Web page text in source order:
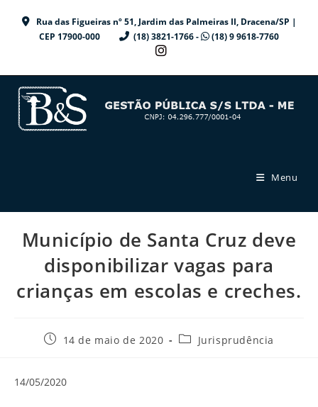
Rua das Figueiras nº 51, Jardim das Palmeiras II, Dracena/SP |
CEP 17900-000
(18) 3821-1766 - (18) 9 9618-7760
Menu
Município de Santa Cruz deve
disponibilizar vagas para
crianças em escolas e creches.
Post14 de maio de 2020
Categoria
Jurisprudência
14/05/2020